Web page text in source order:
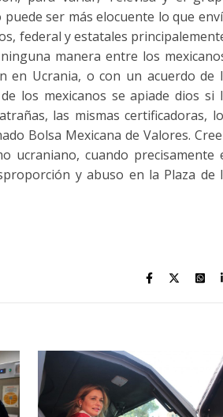
ser más elocuente lo que
federal y estatales
manera entre los
en Ucrania, o con un acuerdo de
los mexicanos se apiade dios si
las mismas certificadoras,
Bolsa Mexicana de Valores.
ucraniano, cuando precisamente
y abuso en la Plaza de